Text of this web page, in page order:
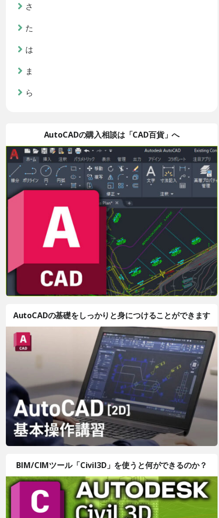
さ
た
は
ま
ら
AutoCADの購入相談は「CAD百貨」へ
AutoCADの基礎をしっかりと身につけることができます
BIM/CIMツール「Civil3D」を使うと何ができるのか？